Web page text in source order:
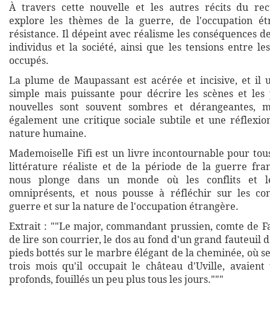
À travers cette nouvelle et les autres récits du
explore les thèmes de la guerre, de l'occupation
résistance. Il dépeint avec réalisme les conséquences
individus et la société, ainsi que les tensions entre
occupés.
La plume de Maupassant est acérée et incisive, et il
simple mais puissante pour décrire les scènes et les
nouvelles sont souvent sombres et dérangeantes,
également une critique sociale subtile et une
nature humaine.
Mademoiselle Fifi est un livre incontournable pour
littérature réaliste et de la période de la guerre
nous plonge dans un monde où les conflits et
omniprésents, et nous pousse à réfléchir sur les
guerre et sur la nature de l'occupation étrangère.
Extrait : ""Le major, commandant prussien, comte de
de lire son courrier, le dos au fond d'un grand fauteuil
pieds bottés sur le marbre élégant de la cheminée, où
trois mois qu'il occupait le château d'Uville, avaient
profonds, fouillés un peu plus tous les jours."""